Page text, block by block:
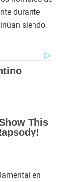
durante
siendo
en